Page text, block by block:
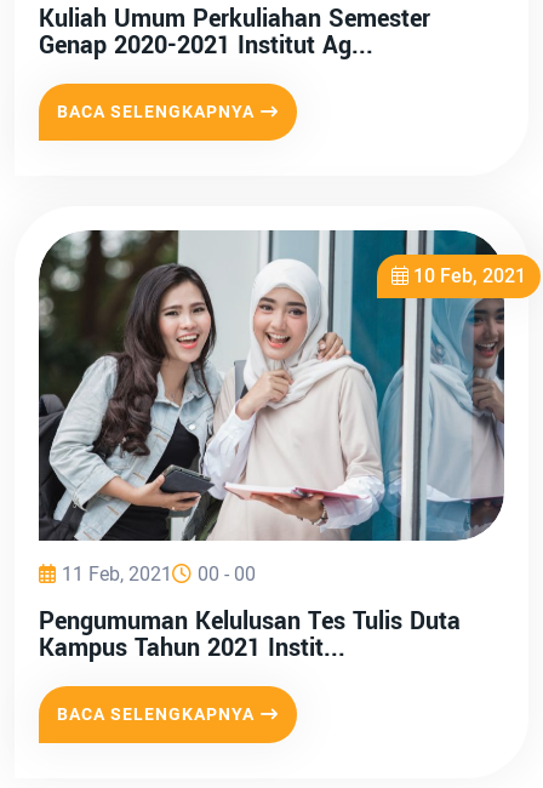
Kuliah Umum Perkuliahan Semester
Genap 2020-2021 Institut Ag...
BACA SELENGKAPNYA
10 Feb, 2021
11 Feb, 2021 00 - 00
Pengumuman Kelulusan Tes Tulis Duta
Kampus Tahun 2021 Instit...
BACA SELENGKAPNYA